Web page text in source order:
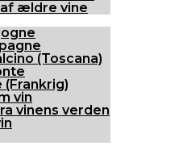
ældre vine
(Toscana)
(Frankrig)
vin
vinens verden